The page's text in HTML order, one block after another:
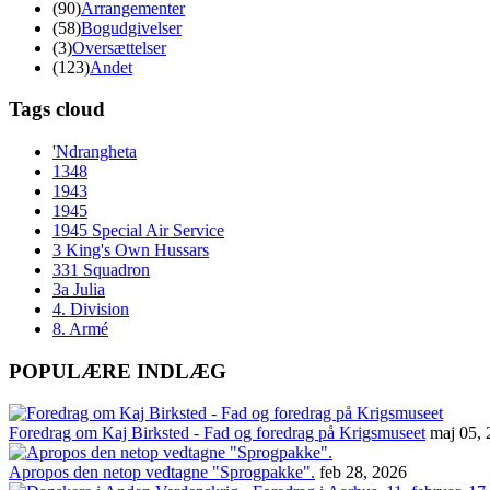
(90)Arrangementer
(58)Bogudgivelser
(3)Oversættelser
(123)Andet
Tags cloud
'Ndrangheta
1348
1943
1945
1945 Special Air Service
3 King's Own Hussars
331 Squadron
3a Julia
4. Division
8. Armé
POPULÆRE INDLÆG
Foredrag om Kaj Birksted - Fad og foredrag på Krigsmuseet maj 05,
Apropos den netop vedtagne "Sprogpakke". feb 28, 2026